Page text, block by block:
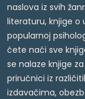
naslova iz svih
literaturu, knjige o
popularnoj
ćete naći sve
se nalaze knjige
priručnici iz
izdavačima,